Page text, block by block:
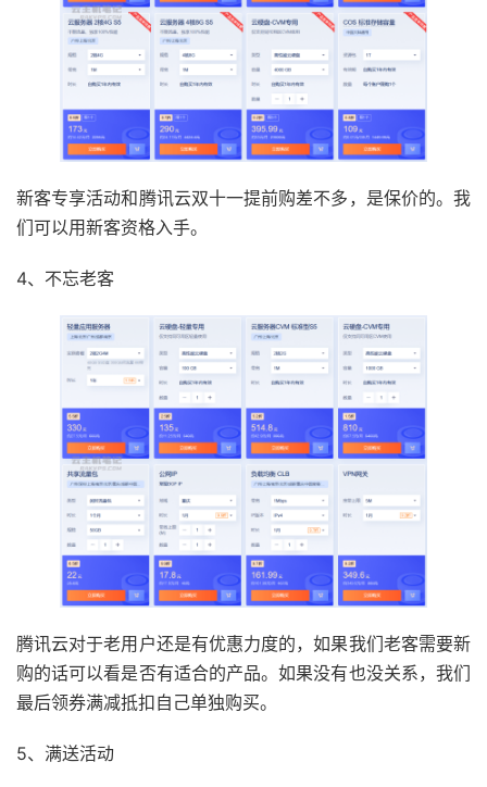
新客专享活动和腾讯云双十一提前购差不多，是保价的。我
们可以用新客资格入手。
4、不忘老客
腾讯云对于老用户还是有优惠力度的，如果我们老客需要新
购的话可以看是否有适合的产品。如果没有也没关系，我们
最后领券满减抵扣自己单独购买。
5、满送活动